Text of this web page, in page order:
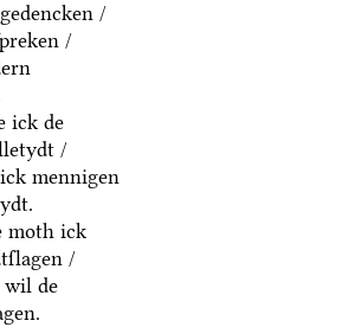
/
/
ick de
/
mennigen
moth ick
/
wil de